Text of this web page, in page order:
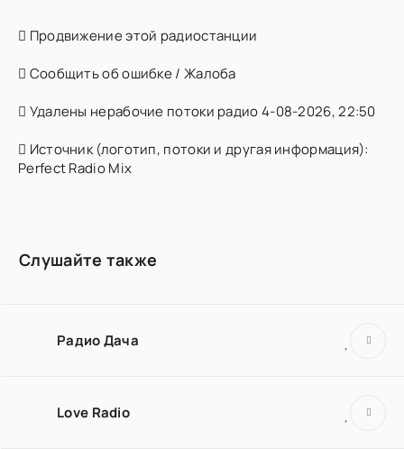
Продвижение этой радиостанции
Сообщить об ошибке / Жалоба
Удалены нерабочие потоки радио 4-08-2026, 22:50
Источник (логотип, потоки и другая информация):
Perfect Radio Mix
Слушайте также
Радио Дача
Love Radio